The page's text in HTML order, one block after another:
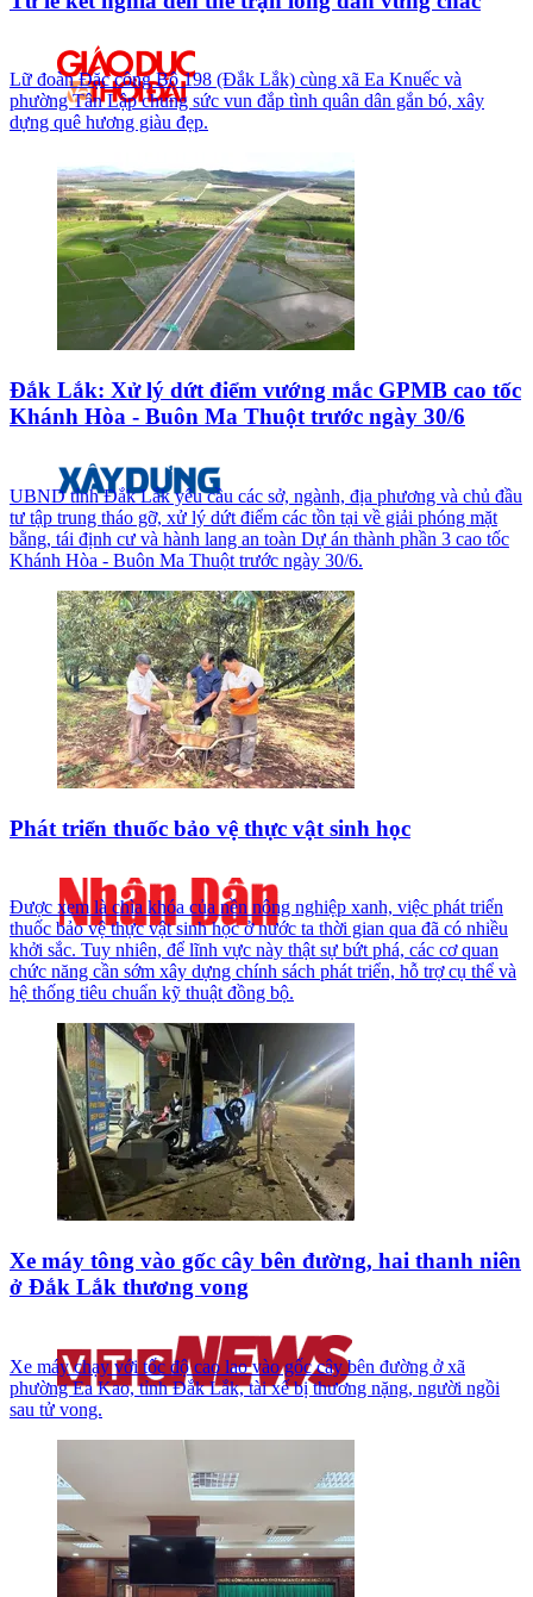
Lữ đoàn Đặc công Bộ 198 (Đắk Lắk) cùng xã Ea Knuếc và
phường Tân Lập chung sức vun đắp tình quân dân gắn bó, xây
dựng quê hương giàu đẹp.
Đắk Lắk: Xử lý dứt điểm vướng mắc GPMB cao tốc
Khánh Hòa - Buôn Ma Thuột trước ngày 30/6
UBND tỉnh Đắk Lắk yêu cầu các sở, ngành, địa phương và chủ đầu
tư tập trung tháo gỡ, xử lý dứt điểm các tồn tại về giải phóng mặt
bằng, tái định cư và hành lang an toàn Dự án thành phần 3 cao tốc
Khánh Hòa - Buôn Ma Thuột trước ngày 30/6.
Phát triển thuốc bảo vệ thực vật sinh học
Được xem là chìa khóa của nền nông nghiệp xanh, việc phát triển
thuốc bảo vệ thực vật sinh học ở nước ta thời gian qua đã có nhiều
khởi sắc. Tuy nhiên, để lĩnh vực này thật sự bứt phá, các cơ quan
chức năng cần sớm xây dựng chính sách phát triển, hỗ trợ cụ thể và
hệ thống tiêu chuẩn kỹ thuật đồng bộ.
Xe máy tông vào gốc cây bên đường, hai thanh niên
ở Đắk Lắk thương vong
Xe máy chạy với tốc độ cao lao vào gốc cây bên đường ở xã
phường Ea Kao, tỉnh Đắk Lắk, tài xế bị thương nặng, người ngồi
sau tử vong.